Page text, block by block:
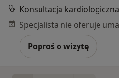
Konsultacja kardiologiczna
Poproś o wizytę